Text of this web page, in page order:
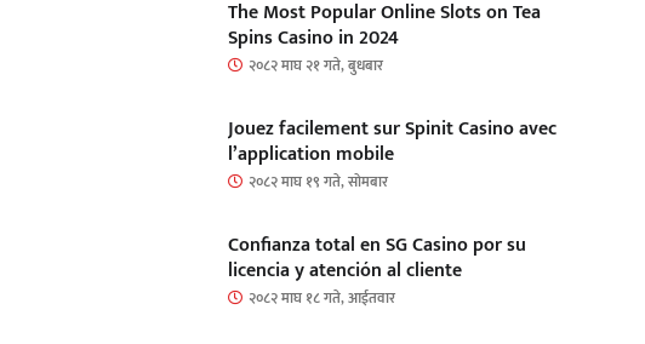
The Most Popular Online Slots on Tea
Spins Casino in 2024
२०८२ माघ २१ गते, बुधबार
Jouez facilement sur Spinit Casino avec
l’application mobile
२०८२ माघ १९ गते, सोमबार
Confianza total en SG Casino por su
licencia y atención al cliente
२०८२ माघ १८ गते, आईतवार